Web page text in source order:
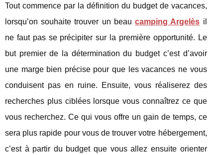
Tout commence par la définition du budget de vacances,
lorsqu’on souhaite trouver un beaucamping Argelès il
ne faut pas se précipiter sur la première opportunité. Le
but premier de la détermination du budget c’est d’avoir
une marge bien précise pour que les vacances ne vous
conduisent pas en ruine. Ensuite, vous réaliserez des
recherches plus ciblées lorsque vous connaîtrez ce que
vous recherchez. Ce qui vous offre un gain de temps, ce
sera plus rapide pour vous de trouver votre hébergement,
c’est à partir du budget que vous allez ensuite orienter